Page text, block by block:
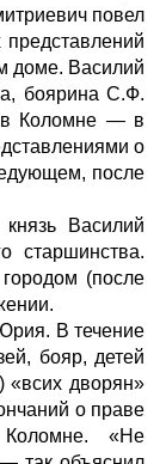
повел
доме. Василий
боярина С.Ф.
в Коломне — в
о
после
Василий
старшинства.
(после
В течение
бояр, детей
«всих дворян»
о праве
Коломне. «Не